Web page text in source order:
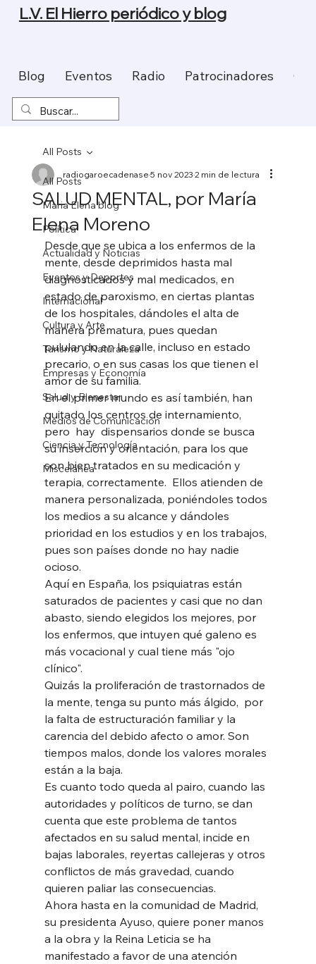
Blog Eventos Radio Patrocinadores
L.V. El Hierro periódico y blog
All Posts
Maria Elena blog
Política
Actualidad y Noticias
Eventos y Deportes
Internacional
Cultura y Arte
Turismo y Naturaleza
Empresas y Economía
Salud y Bienestar
Medios de Comunicación
Ciencia y Tecnología
Miscelánea
All Posts
SALUD MENTAL, por María
Elena Moreno
radiogaroecadenase5 nov 20232 min de lectura
Desde que se ubica a los enfermos de la
mente, desde deprimidos hasta mal
diagnosticados y mal medicados, en
estado de paroxismo, en ciertas plantas
de los hospitales, dándoles el alta de
manera prematura, pues quedan
pululando en la calle, incluso en estado
precario, o en sus casas los que tienen el
amor de su familia.
En el primer mundo es así también, han
quitado los centros de internamiento,
pero  hay  dispensarios donde se busca
su inserción y orientación, para los que
son bien tratados en su medicación y
terapia, correctamente.  Ellos atienden de
manera personalizada, poniéndoles todos
los medios a su alcance y dándoles
prioridad en los estudios y en los trabajos,
pues son países donde no hay nadie
ocioso.
Aquí en España, los psiquiatras están
saturados de pacientes y casi que no dan
abasto, siendo elegidos los mejores, por
los enfermos, que intuyen qué galeno es
más vocacional y cual tiene más "ojo
clínico".
Quizás la proliferación de trastornados de
la mente, tenga su punto más álgido,  por
la falta de estructuración familiar y la
carencia del debido afecto o amor. Son
tiempos malos, donde los valores morales
están a la baja.
Es cuanto todo queda al pairo, cuando las
autoridades y políticos de turno, se dan
cuenta que este problema de tantos
afectados en su salud mental, incide en
bajas laborales, reyertas callejeras y otros
conflictos de más gravedad, cuando
quieren paliar las consecuencias.
Ahora hasta en la comunidad de Madrid,
su presidenta Ayuso, quiere poner manos
a la obra y la Reina Leticia se ha
manifestado a favor de una atención